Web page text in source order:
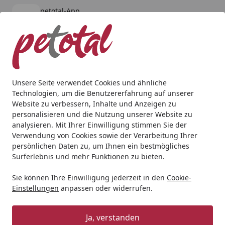
Unsere Seite verwendet Cookies und ähnliche
Technologien, um die Benutzererfahrung auf unserer
Website zu verbessern, Inhalte und Anzeigen zu
personalisieren und die Nutzung unserer Website zu
analysieren. Mit Ihrer Einwilligung stimmen Sie der
Verwendung von Cookies sowie der Verarbeitung Ihrer
persönlichen Daten zu, um Ihnen ein bestmögliches
Surferlebnis und mehr Funktionen zu bieten.
Sie können Ihre Einwilligung jederzeit in den Cookie-
Einstellungen anpassen oder widerrufen.
Ja, verstanden
petotal-App
kostenlos - Im App Store
Alle Produkte
Mein Konto
Suchen
Startseite
Aquaristik Fischfutter & Garnelenfutter HOBBY
HOBBY Planaria X Lockfutter
Fischfutter